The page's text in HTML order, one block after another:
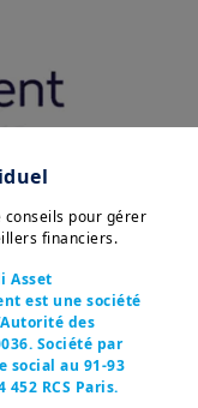
conseils pour gérer
financiers.
Asset
est une société
des
Société par
social au 91-93
RCS Paris.
filiales
effectif.